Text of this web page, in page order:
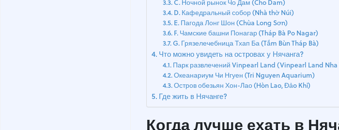
C. Ночной рынок Чо Дам (Cho Dam)
D. Кафедральный собор (Nhà thờ Núi)
E. Пагода Лонг Шон (Chùa Long Sơn)
F. Чамские башни Понагар (Tháp Bà Po Nagar)
G. Грязелечебница Тхап Ба (Tắm Bùn Tháp Bà)
Что можно увидеть на островах у Нячанга?
Парк развлечений Vinpearl Land (Vinpearl Land Nha
Океанариум Чи Нгуен (Tri Nguyen Aquarium)
Остров обезьян Хон-Лао (Hòn Lao, Đảo Khỉ)
Где жить в Нячанге?
Когда лучше ехать в